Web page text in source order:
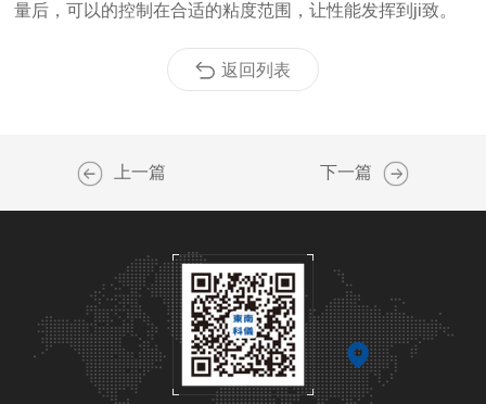
量后，可以的控制在合适的粘度范围，让性能发挥到 ji致。
返回列表
上一篇 下一篇